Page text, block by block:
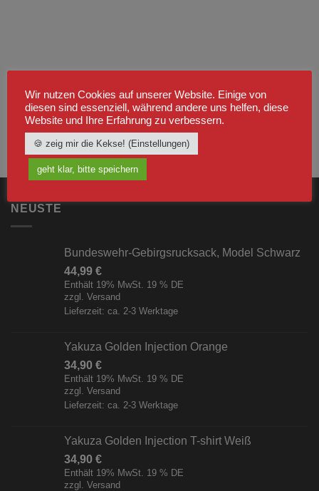
NEUSTE
Bundeswehr-Gebirgsrucksack, Model Schwarz
44,99 €
Enthält 19% MwSt. 19 % DE
zzgl. Versand
Lieferzeit: ca. 2-3 Werktage
Yakuza Golden Injection Orange
34,90 €
Enthält 19% MwSt. 19 % DE
zzgl. Versand
Lieferzeit: ca. 2-3 Werktage
Yakuza Golden Injection T-shirt Weiß
34,90 €
Enthält 19% MwSt. 19 % DE
zzgl. Versand
Wir nutzen Cookies auf unserer Website. Einige von
diesen sind essenziell, während andere uns helfen, diese
Website und Ihre Erfahrung zu verbessern.
🍪 zeig mir die Kekse! (Einstellungen)
geht klar, bitte speichern